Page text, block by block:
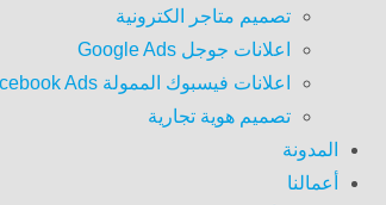
تصميم متاجر الكترونية
اعلانات جوجل Google Ads
اعلانات فيسبوك الممولة Facebook Ads
تصميم هوية تجارية
المدونة
أعمالنا